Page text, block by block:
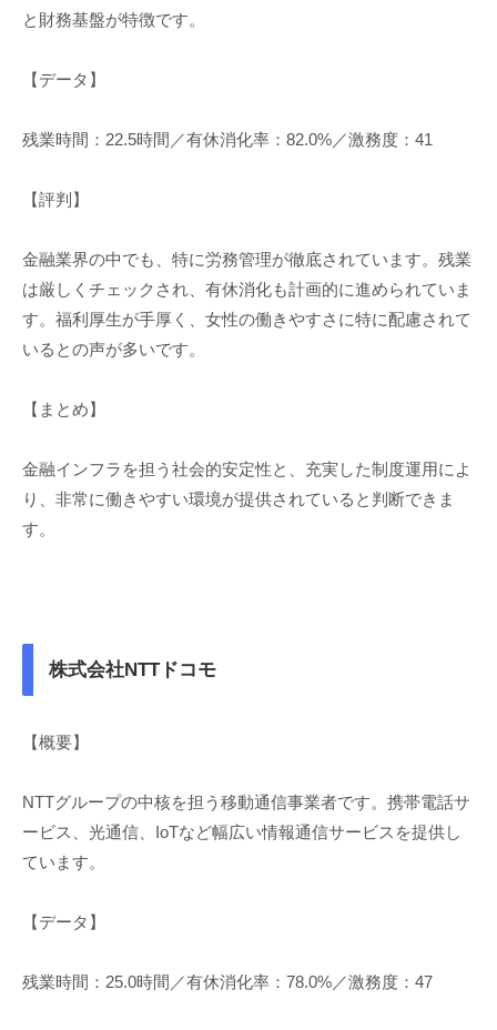
と財務基盤が特徴です。
【データ】
残業時間：22.5時間／有休消化率：82.0%／激務度：41
【評判】
金融業界の中でも、特に労務管理が徹底されています。残業
は厳しくチェックされ、有休消化も計画的に進められていま
す。福利厚生が手厚く、女性の働きやすさに特に配慮されて
いるとの声が多いです。
【まとめ】
金融インフラを担う社会的安定性と、充実した制度運用によ
り、非常に働きやすい環境が提供されていると判断できま
す。
株式会社NTTドコモ
【概要】
NTTグループの中核を担う移動通信事業者です。携帯電話サ
ービス、光通信、IoTなど幅広い情報通信サービスを提供し
ています。
【データ】
残業時間：25.0時間／有休消化率：78.0%／激務度：47